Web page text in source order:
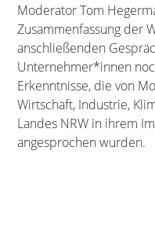
Moderator Tom
Zusammenfassung der
anschließenden
Unternehmer*innen
Erkenntnisse, die von
Wirtschaft, Industrie,
Landes NRW in ihrem
angesprochen wurden.